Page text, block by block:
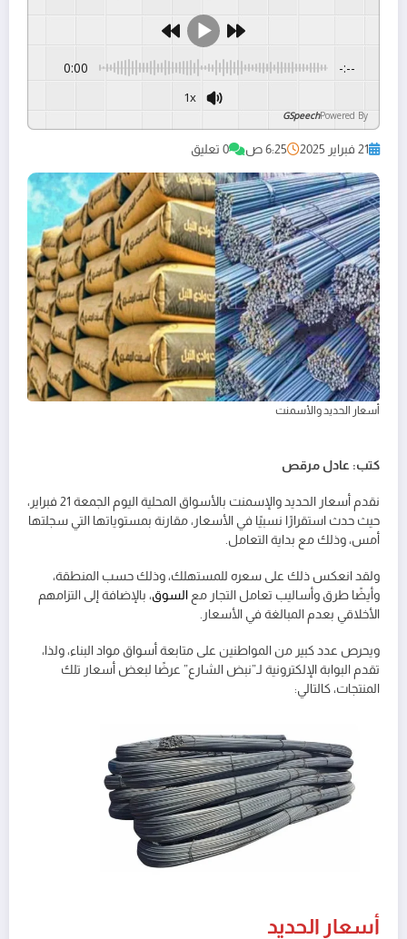
0:00 -:--
1x
Powered By
GSpeech
21 فبراير 2025 6:25 ص 0 تعليق
أسعار الحديد والأسمنت
كتب: عادل مرقص
نقدم أسعار الحديد والإسمنت بالأسواق المحلية اليوم الجمعة 21 فبراير،
حيث حدث استقرارًا نسبيًا في الأسعار، مقارنة بمستوياتها التي سجلتها
أمس، وذلك مع بداية التعامل.
ولقد انعكس ذلك على سعره للمستهلك، وذلك حسب المنطقة،
وأيضًا طرق وأساليب تعامل التجار مع
السوق، بالإضافة إلى التزامهم
الأخلاقي بعدم المبالغة في الأسعار.
ويحرص عدد كبير من المواطنين على متابعة أسواق مواد البناء، ولذا،
تقدم البوابة الإلكترونية لـ”نبض الشارع” عرضًا لبعض أسعار تلك
المنتجات، كالتالي:
أسعار الحديد